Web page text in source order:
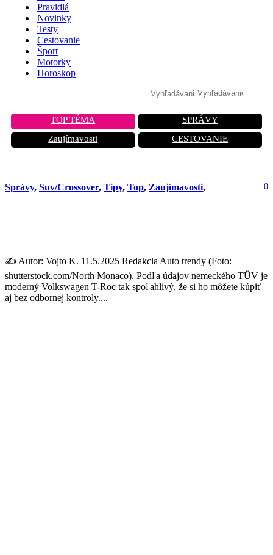
Pravidlá
Novinky
Testy
Cestovanie
Šport
Motorky
Horoskop
TOP TÉMA
SPRÁVY
Zaujímavosti
CESTOVANIE
Správy, Suv/Crossover, Tipy, Top, Zaujímavosti, 0
✍️ Autor: Vojto K. 11.5.2025 Redakcia Auto trendy (Foto:
shutterstock.com/North Monaco). Podľa údajov nemeckého TÜV je
moderný Volkswagen T-Roc tak spoľahlivý, že si ho môžete kúpiť
aj bez odbornej kontroly....